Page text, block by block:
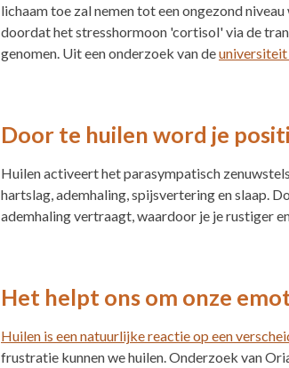
lichaam toe zal nemen tot een ongezond
doordat het stresshormoon 'cortisol' via de
genomen. Uit een onderzoek van de
Door te huilen word je
Huilen activeert het parasympatisch
hartslag, ademhaling, spijsvertering en slaap.
ademhaling vertraagt, waardoor je je rustiger
Het helpt ons om onze
Huilen is een natuurlijke reactie op een
frustratie kunnen we huilen. Onderzoek van